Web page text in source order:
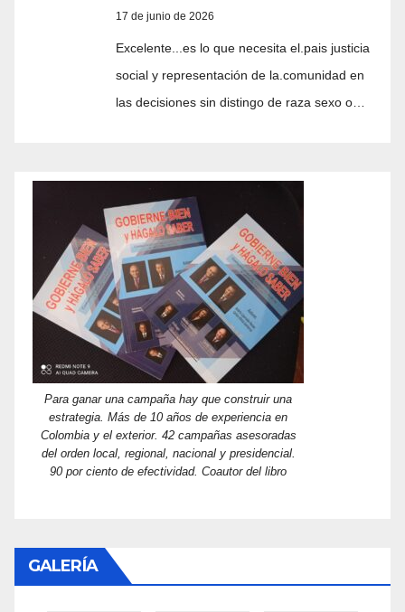
17 de junio de 2026
Excelente...es lo que necesita el.pais justicia
social y representación de la.comunidad en
las decisiones sin distingo de raza sexo o…
Para ganar una campaña hay que construir una
estrategia. Más de 10 años de experiencia en
Colombia y el exterior. 42 campañas asesoradas
del orden local, regional, nacional y presidencial.
90 por ciento de efectividad. Coautor del libro
GALERÍA